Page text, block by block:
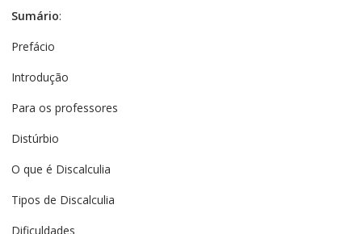
Sumário:
Prefácio
Introdução
Para os professores
Distúrbio
O que é Discalculia
Tipos de Discalculia
Dificuldades